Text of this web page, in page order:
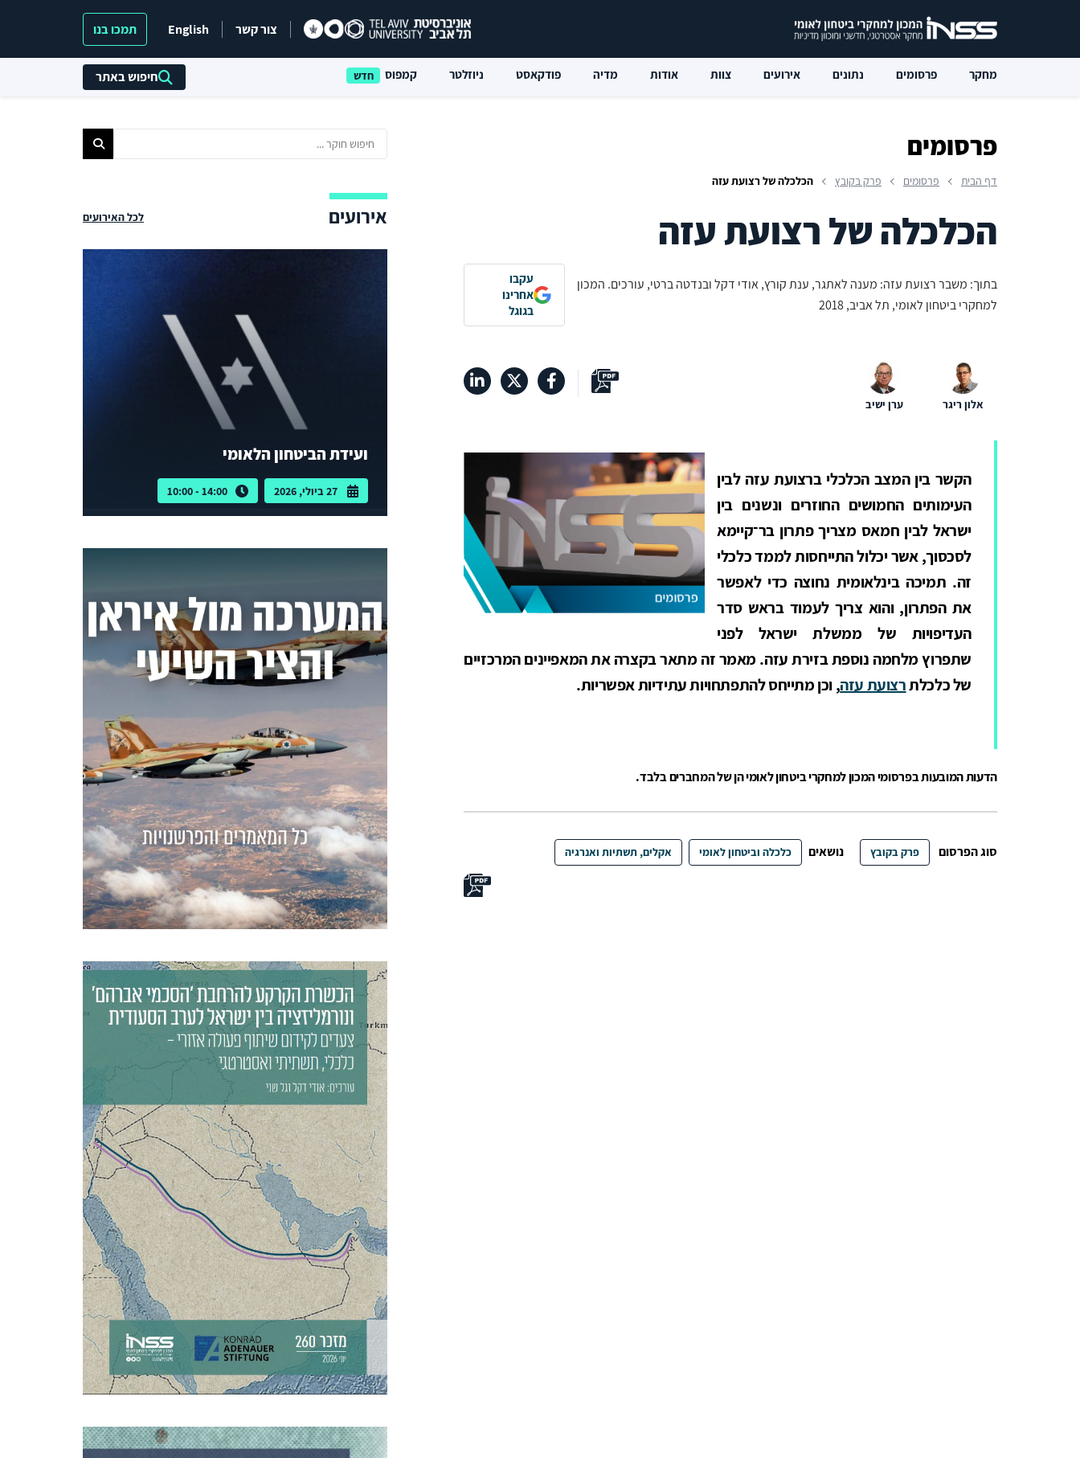
צור קשר English תמכו בנו
מחקר פרסומים נתונים אירועים צוות אודות מדיה פודקאסט ניוזלטר קמפוס חיפוש באתר
פרסומים
דף הבית פרסומים פרק בקובץ הכלכלה של רצועת עזה
הכלכלה של רצועת עזה
בתוך: משבר רצועת עזה: מענה לאתגר, ענת קורץ, אודי דקל ובנדטה ברטי, עורכים. המכון
למחקרי ביטחון לאומי, תל אביב, 2018
עקבו
אחרינו
בגוגל
אלון ריגר ערן ישיב
הקשר בין המצב הכלכלי ברצועת עזה לבין
העימותים החמושים החוזרים ונשנים בין
ישראל לבין חמאס מצריך פתרון בר־קיימא
לסכסוך, אשר יכלול התייחסות לממד כלכלי
זה. תמיכה בינלאומית נחוצה כדי לאפשר
את הפתרון, והוא צריך לעמוד בראש סדר
העדיפויות של ממשלת ישראל לפני
שתפרוץ מלחמה נוספת בזירת עזה. מאמר זה מתאר בקצרה את המאפיינים המרכזיים
של כלכלתרצועת עזה, וכן מתייחס להתפתחויות עתידיות אפשריות.
הדעות המובעות בפרסומי המכון למחקרי ביטחון לאומי הן של המחברים בלבד.
סוג הפרסום פרק בקובץ נושאים כלכלה וביטחון לאומי אקלים, תשתיות ואנרגיה
אירועים לכל האירועים
ועידת הביטחון הלאומי
27 ביולי, 2026 14:00 - 10:00